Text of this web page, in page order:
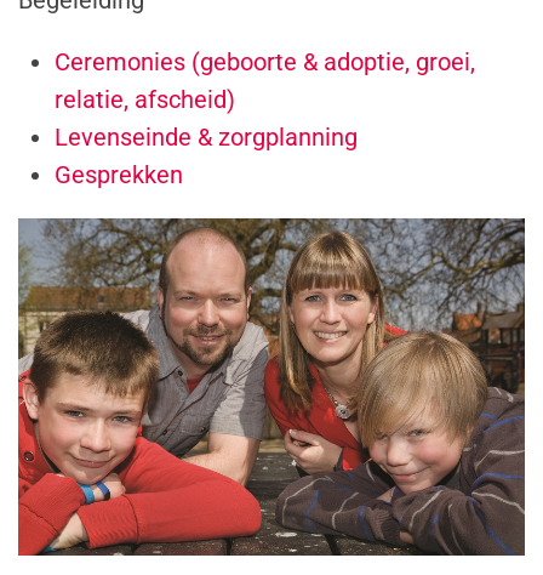
Ceremonies (geboorte & adoptie, groei,
relatie, afscheid)
Levenseinde & zorgplanning
Gesprekken